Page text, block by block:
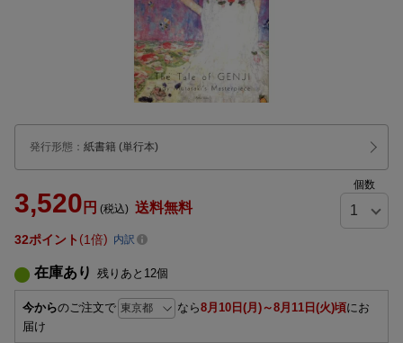
発行形態 ： 紙書籍 (単行本)
3,520 円 (税込) 送料無料
個数
32ポイント 1倍 内訳
在庫あり 残りあと 12個
今からのご注文で なら8月10日(月)～8月11日(火)頃にお
届け